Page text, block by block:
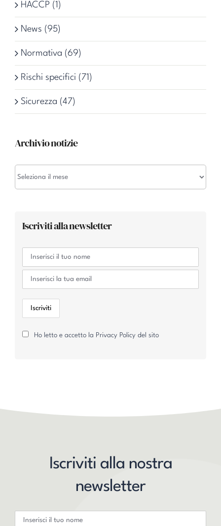
HACCP (1)
News (95)
Normativa (69)
Rischi specifici (71)
Sicurezza (47)
Archivio notizie
Iscriviti alla newsletter
Ho letto e accetto la Privacy Policy del sito
Iscriviti alla nostra
newsletter